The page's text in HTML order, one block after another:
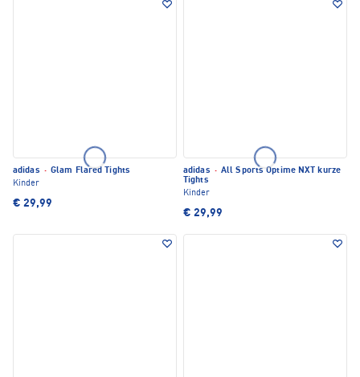
adidas · Glam Flared Tights
Kinder
€ 29,99
adidas · All Sports Optime NXT kurze
Tights
Kinder
€ 29,99